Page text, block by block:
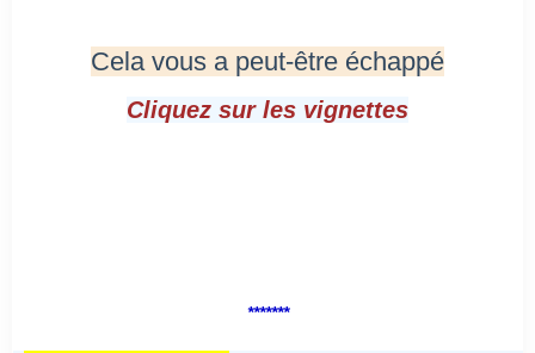
Cela vous a peut-être échappé
Cliquez sur les vignettes
*******